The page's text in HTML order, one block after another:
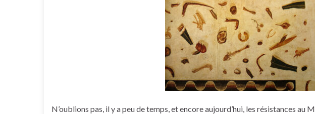
N’oublions pas, il y a peu de temps, et encore aujourd’hui, les résistances au